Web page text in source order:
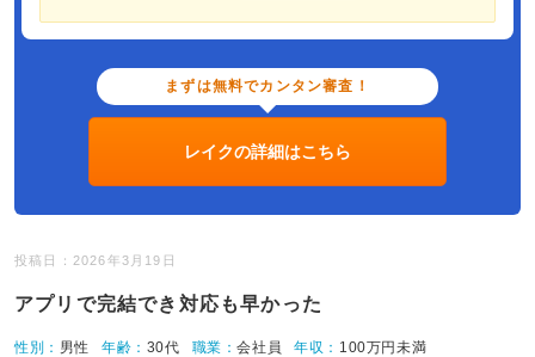
まずは無料でカンタン審査！
レイクの詳細はこちら
投稿日：2026年3月19日
アプリで完結でき対応も早かった
性別： 男性 年齢： 30代 職業：会社員 年収： 100万円未満